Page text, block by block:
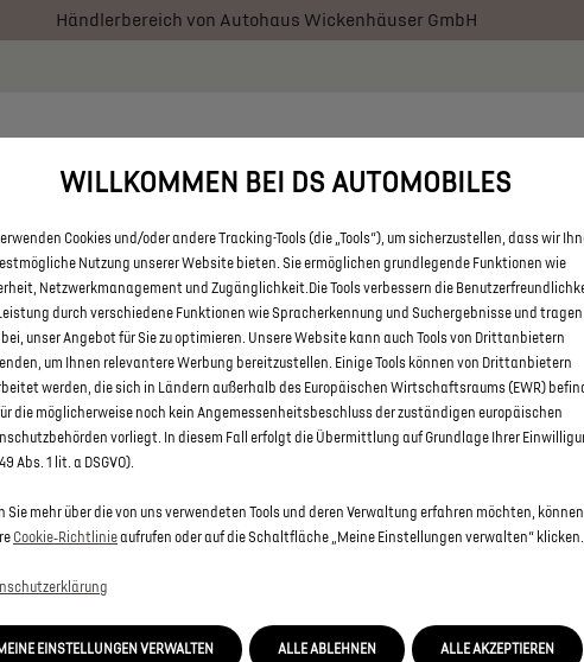
Händlerbereich von Autohaus Wickenhäuser GmbH
DS 9 E-TENSE MIT PLUG-IN-
WICKENHÄUSER GMBH
WILLKOMMEN BEI DS AUTOMOBILES
Cookies und/oder andere Tracking-Tools (die „Tools“), um sicherzustellen, dass wir
Nutzung unserer Website bieten. Sie ermöglichen grundlegende Funktionen wie
Netzwerkmanagement und Zugänglichkeit.Die Tools verbessern die
durch verschiedene Funktionen wie Spracherkennung und Suchergebnisse und tragen
unser Angebot für Sie zu optimieren. Unsere Website kann auch Tools von Drittanbietern
um Ihnen relevantere Werbung bereitzustellen. Einige Tools können von Drittanbietern
werden, die sich in Ländern außerhalb des Europäischen Wirtschaftsraums (EWR)
die möglicherweise noch kein Angemessenheitsbeschluss der zuständigen europäischen
vorliegt. In diesem Fall erfolgt die Übermittlung auf Grundlage Ihrer
Abs. 1 lit. a DSGVO).
Sie mehr über die von uns verwendeten Tools und deren Verwaltung erfahren möchten,
Cookie‑Richtlinieaufrufen oder auf die Schaltfläche „Meine Einstellungen verwalten“ klicken.
MEINE EINSTELLUNGEN VERWALTEN ALLE AKZEPTIEREN
ALLE ABLEHNEN